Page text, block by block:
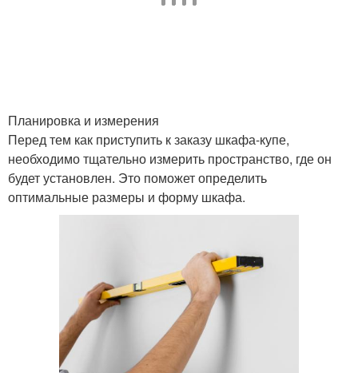
Планировка и измерения
Перед тем как приступить к заказу шкафа-купе,
необходимо тщательно измерить пространство, где он
будет установлен. Это поможет определить
оптимальные размеры и форму шкафа.